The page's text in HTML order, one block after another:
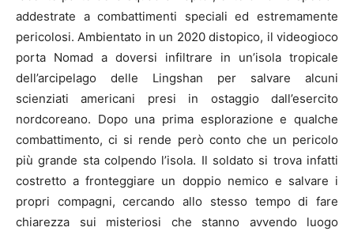
addestrate a combattimenti speciali ed estremamente
pericolosi. Ambientato in un 2020 distopico, il videogioco
porta Nomad a doversi infiltrare in un’isola tropicale
dell’arcipelago delle Lingshan per salvare alcuni
scienziati americani presi in ostaggio dall’esercito
nordcoreano. Dopo una prima esplorazione e qualche
combattimento, ci si rende però conto che un pericolo
più grande sta colpendo l’isola. Il soldato si trova infatti
costretto a fronteggiare un doppio nemico e salvare i
propri compagni, cercando allo stesso tempo di fare
chiarezza sui misteriosi che stanno avvendo luogo